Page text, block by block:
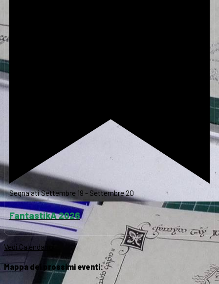
SegnalatiSettembre 19 - Settembre 20
FantastikA 2026
Vedi Calendario
Mappa dei prossimi eventi: